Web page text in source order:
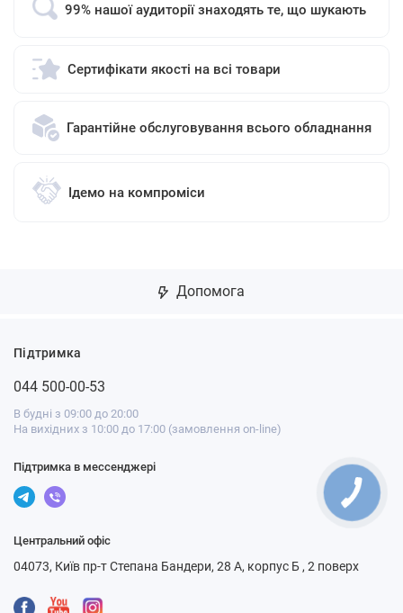
99% нашої аудиторії знаходять те, що шукають
Сертифікати якості на всі товари
Гарантійне обслуговування всього обладнання
Ідемо на компроміси
Допомога
Підтримка
044 500-00-53
В будні з 09:00 до 20:00
На вихідних з 10:00 до 17:00 (замовлення on-line)
Підтримка в мессенджері
Центральний офіс
04073, Київ пр-т Степана Бандери, 28 А, корпус Б , 2 поверх